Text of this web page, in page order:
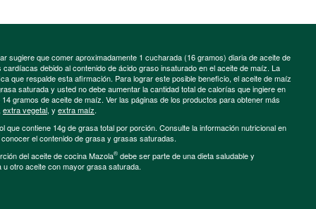
sugiere que comer aproximadamente 1 cucharada (16 gramos) diaria de aceite de
debido al contenido de ácido graso insaturado en el aceite de maíz. La
que respalde esta afirmación. Para lograr este posible beneficio, el aceite de maíz
saturada y usted no debe aumentar la cantidad total de calorías que ingiere en
gramos de aceite de maíz. Ver las páginas de los productos para obtener más
extra vegetal, y extra maíz.
que contiene 14g de grasa total por porción. Consulte la información nutricional en
el contenido de grasa y grasas saturadas.
del aceite de cocina Mazola® debe ser parte de una dieta saludable y
otro aceite con mayor grasa saturada.